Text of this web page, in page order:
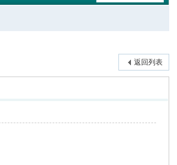
返回列表